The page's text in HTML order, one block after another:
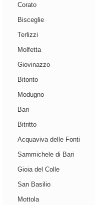
Corato
Bisceglie
Terlizzi
Molfetta
Giovinazzo
Bitonto
Modugno
Bari
Bitritto
Acquaviva delle Fonti
Sammichele di Bari
Gioia del Colle
San Basilio
Mottola